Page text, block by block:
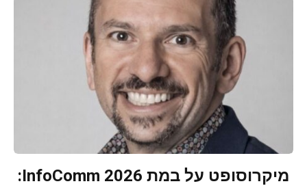
מיקרוסופט על במת InfoComm 2026: